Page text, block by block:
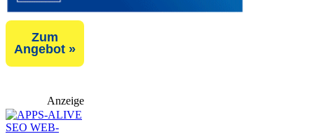
Zum
Angebot »
Anzeige